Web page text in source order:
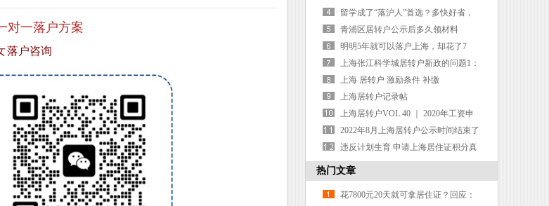
对一落户方案
落户咨询
落户政策对社保基数的要求
留学成了“落沪人”首选？多快好省，
你一定要了解
青浦区居转户公示后多久领材料
明明5年就可以落户上海，却花了7
年！都怪自己不懂快速落户政策
上海张江科学城居转户新政的问题1：
公司办公地点在张江，注册不在张
江，可以申请居转户吗？
上海 居转户 激励条件 补缴
上海居转户记录帖
上海居转户VOL.40 ｜ 2020年工资申
报工作窗口已打开！@所有申请人
2022年8月上海居转户公示时间结束了
吗
违反计划生育 申请上海居住证积分真
的毫无办法吗
热门文章
花7800元20天就可拿居住证？回应：